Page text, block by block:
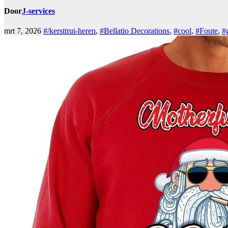
DoorJ-services
mrt 7, 2026 #/kersttrui-heren, #Bellatio Decorations, #cool, #Foute,